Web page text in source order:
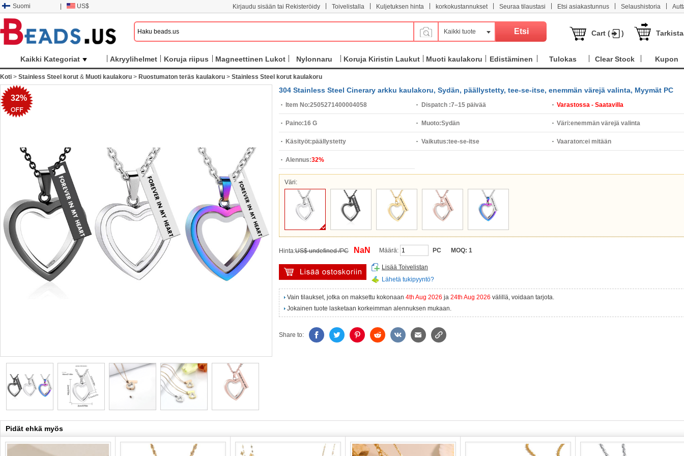
Suomi US$ Kirjaudu sisään tai Rekisteröidy Toivelistalla Kuljetuksen hinta korkokustannukset Seuraa tilaustasi Etsi asiakastunnus Selaushistoria
Kaikki tuote Cart ( )
Kaikki Kategoriat Akryylihelmet Koruja riipus Magneettinen Lukot Nylonnaru Koruja Kiristin Laukut Muoti kaulakoru Edistäminen Tulokas Clear Stock Kupon
Koti > Stainless Steel korut & Muoti kaulakoru > Ruostumaton teräs kaulakoru > Stainless Steel korut kaulakoru
32%
304 Stainless Steel Cinerary arkku kaulakoru, Sydän, päällystetty, tee-se-itse, enemmän värejä valinta, Myymät PC
Item No:2505271400004058 Dispatch :7–15 päivää Varastossa - Saatavilla
Paino:16 G Muoto:Sydän Väri:enemmän värejä valinta
Käsityöt:päällystetty Vaikutus:tee-se-itse Vaaraton:ei mitään
Alennus:32%
Väri:
Hinta:US$ undefined /PC NaN Määrä: PC MOQ: 1
Lisää Toivelistan
Lähetä tukipyyntö?
Vain tilaukset, jotka on maksettu kokonaan 4th Aug 2026 ja 24th Aug 2026 välillä, voidaan tarjota.
Jokainen tuote lasketaan korkeimman alennuksen mukaan.
Share to:
Pidät ehkä myös